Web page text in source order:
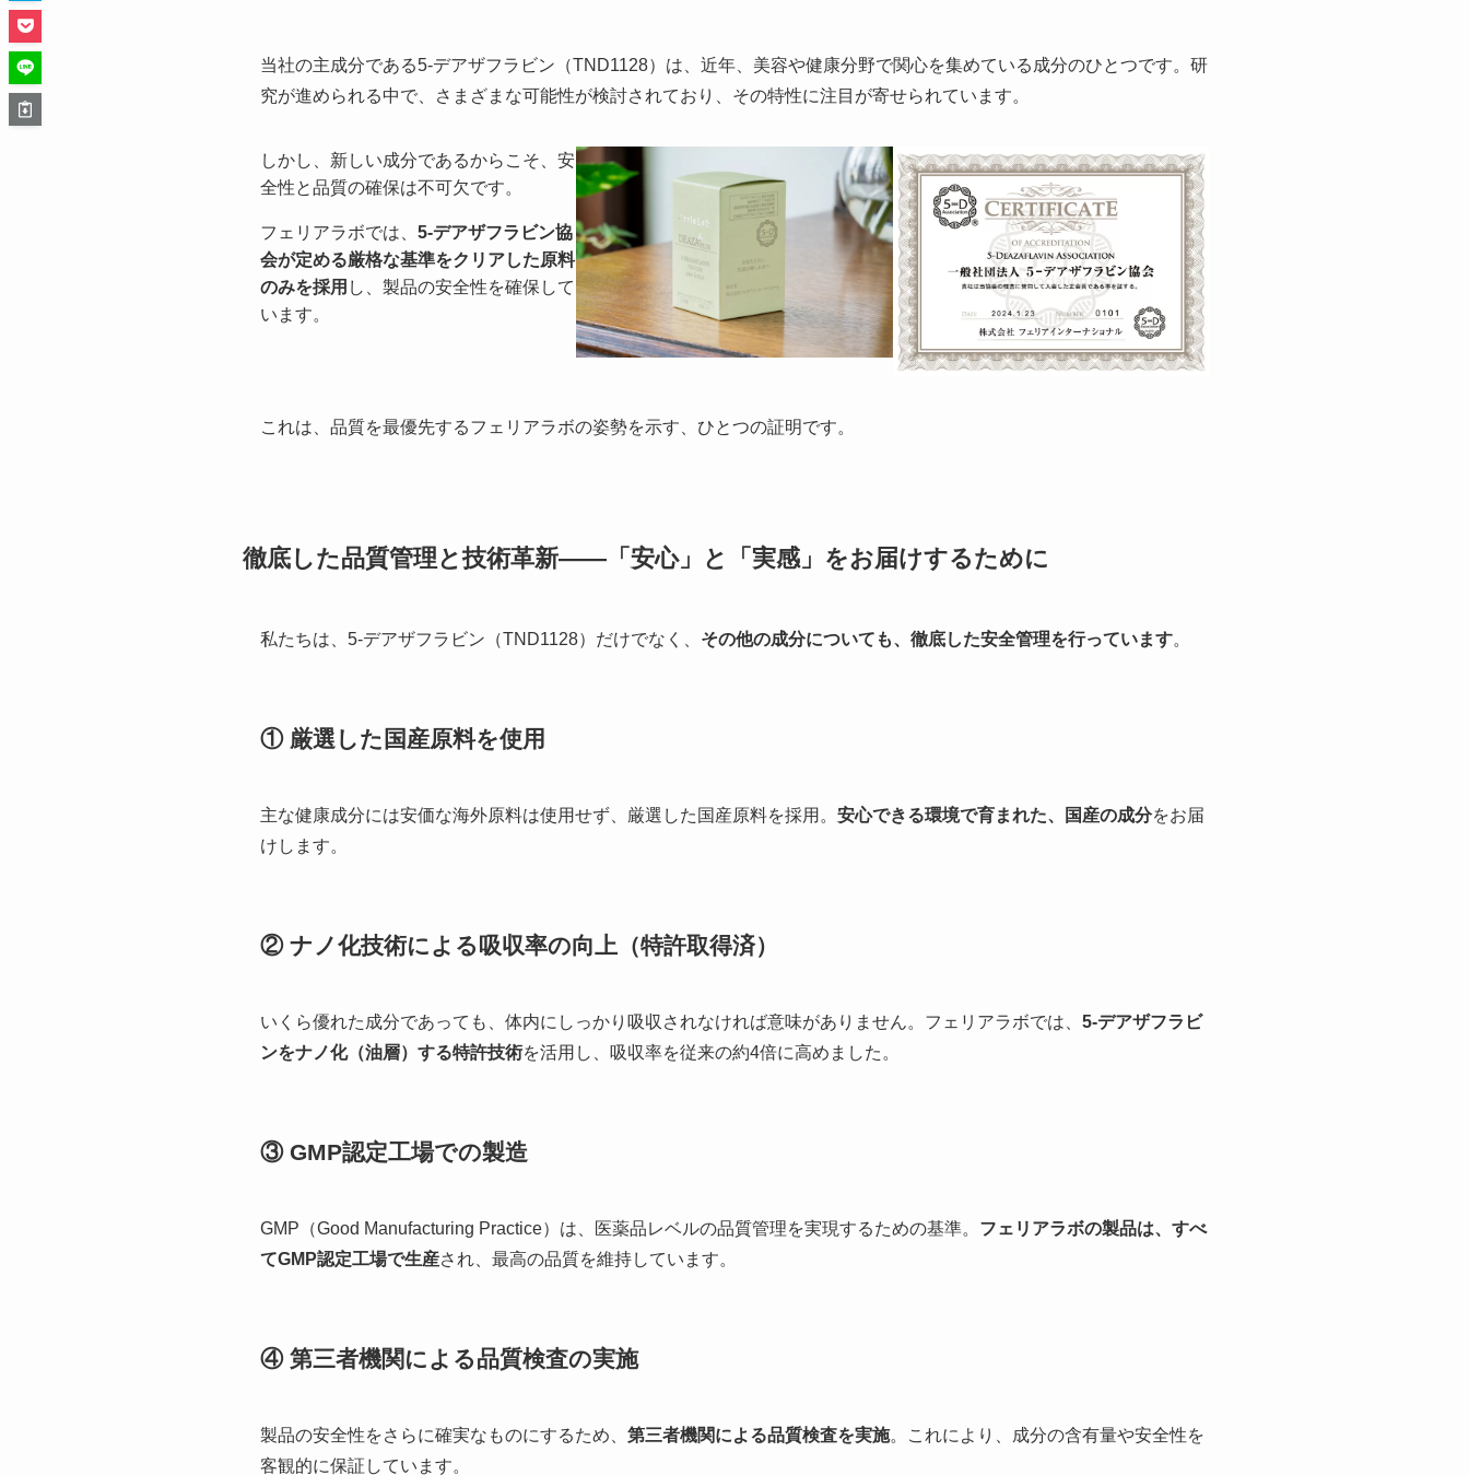
当社の主成分である5-デアザフラビン（TND1128）は、近年、美容や健康分野で関心を集めている成分のひとつです。研
究が進められる中で、さまざまな可能性が検討されており、その特性に注目が寄せられています。
しかし、新しい成分であるからこそ、安
全性と品質の確保は不可欠です。
フェリアラボでは、 5-デアザフラビン協
会が定める厳格な基準をクリアした原料
のみを採用 し、製品の安全性を確保して
います。
これは、品質を最優先するフェリアラボの姿勢を示す、ひとつの証明です。
徹底した品質管理と技術革新——「安心」と「実感」をお届けするために
私たちは、5-デアザフラビン（TND1128）だけでなく、 その他の成分についても、徹底した安全管理を行っています。
① 厳選した国産原料を使用
主な健康成分には安価な海外原料は使用せず、厳選した国産原料を採用。 安心できる環境で育まれた、国産の成分をお届
けします。
② ナノ化技術による吸収率の向上（特許取得済）
いくら優れた成分であっても、体内にしっかり吸収されなければ意味がありません。フェリアラボでは、 5-デアザフラビ
ンをナノ化（油層）する特許技術を活用し、吸収率を従来の約4倍に高めました。
③ GMP認定工場での製造
GMP（Good Manufacturing Practice）は、医薬品レベルの品質管理を実現するための基準。 フェリアラボの製品は、すべ
てGMP認定工場で生産され、最高の品質を維持しています。
④ 第三者機関による品質検査の実施
製品の安全性をさらに確実なものにするため、 第三者機関による品質検査を実施。これにより、成分の含有量や安全性を
客観的に保証しています。